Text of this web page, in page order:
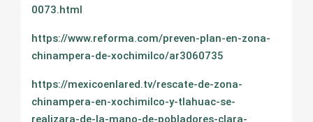
0073.html
https://www.reforma.com/preven-plan-en-zona-
chinampera-de-xochimilco/ar3060735
https://mexicoenlared.tv/rescate-de-zona-
chinampera-en-xochimilco-y-tlahuac-se-
realizara-de-la-mano-de-pobladores-clara-